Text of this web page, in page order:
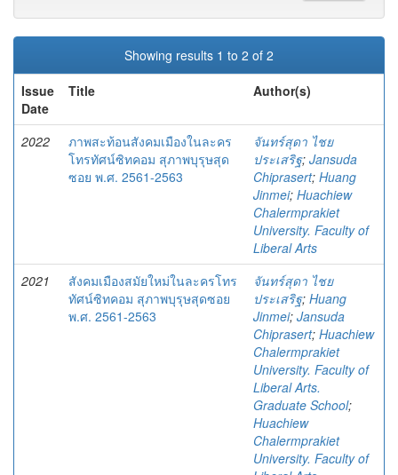
Showing results 1 to 2 of 2
Issue
Date
Title Author(s)
2022
ภาพสะท้อนสังคมเมืองในละคร
โทรทัศน์ซิทคอม สุภาพบุรุษสุด
ซอย พ.ศ. 2561-2563
จันทร์สุดา ไชย
ประเสริฐ; Jansuda
Chiprasert; Huang
Jinmei; Huachiew
Chalermprakiet
University. Faculty of
Liberal Arts
2021
สังคมเมืองสมัยใหม่ในละครโทร
ทัศน์ซิทคอม สุภาพบุรุษสุดซอย
พ.ศ. 2561-2563
จันทร์สุดา ไชย
ประเสริฐ; Huang
Jinmei; Jansuda
Chiprasert; Huachiew
Chalermprakiet
University. Faculty of
Liberal Arts.
Graduate School;
Huachiew
Chalermprakiet
University. Faculty of